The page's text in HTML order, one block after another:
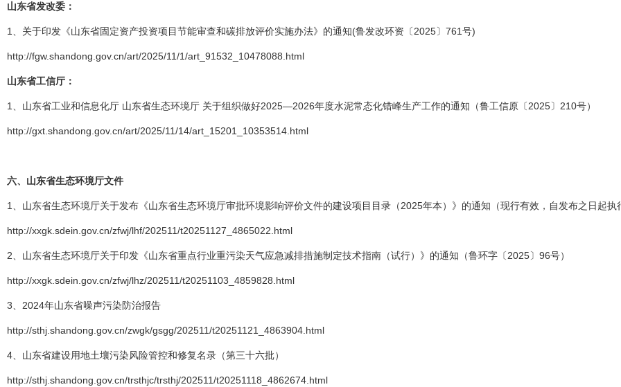
山东省发改委：
1、关于印发《山东省固定资产投资项目节能审查和碳排放评价实施办法》的通知(鲁发改环资〔2025〕761号)
http://fgw.shandong.gov.cn/art/2025/11/1/art_91532_10478088.html
山东省工信厅：
1、山东省工业和信息化厅 山东省生态环境厅 关于组织做好2025—2026年度水泥常态化错峰生产工作的通知（鲁工信原〔2025〕210号）
http://gxt.shandong.gov.cn/art/2025/11/14/art_15201_10353514.html
六、 山东省生态环境厅文件
1、山东省生态环境厅关于发布《山东省生态环境厅审批环境影响评价文件的建设项目目录（2025年本）》的通知（现行有效，自发布之日起执
http://xxgk.sdein.gov.cn/zfwj/lhf/202511/t20251127_4865022.html
2、山东省生态环境厅关于印发《山东省重点行业重污染天气应急减排措施制定技术指南（试行）》的通知（鲁环字〔2025〕96号）
http://xxgk.sdein.gov.cn/zfwj/lhz/202511/t20251103_4859828.html
3、2024年山东省噪声污染防治报告
http://sthj.shandong.gov.cn/zwgk/gsgg/202511/t20251121_4863904.html
4、山东省建设用地土壤污染风险管控和修复名录（第三十六批）
http://sthj.shandong.gov.cn/trsthjc/trsthj/202511/t20251118_4862674.html